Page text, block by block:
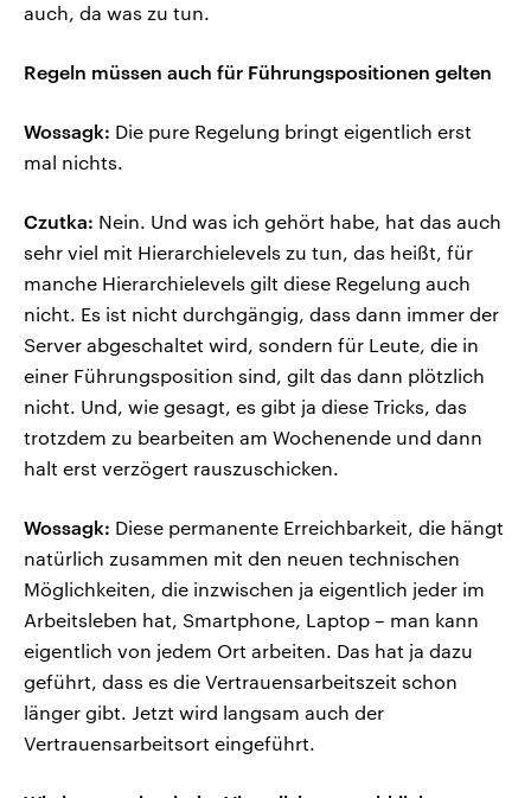
auch, da was zu tun.
Regeln müssen auch für Führungspositionen gelten
Wossagk: Die pure Regelung bringt eigentlich erst
mal nichts.
Czutka: Nein. Und was ich gehört habe, hat das auch
sehr viel mit Hierarchielevels zu tun, das heißt, für
manche Hierarchielevels gilt diese Regelung auch
nicht. Es ist nicht durchgängig, dass dann immer der
Server abgeschaltet wird, sondern für Leute, die in
einer Führungsposition sind, gilt das dann plötzlich
nicht. Und, wie gesagt, es gibt ja diese Tricks, das
trotzdem zu bearbeiten am Wochenende und dann
halt erst verzögert rauszuschicken.
Wossagk: Diese permanente Erreichbarkeit, die hängt
natürlich zusammen mit den neuen technischen
Möglichkeiten, die inzwischen ja eigentlich jeder im
Arbeitsleben hat, Smartphone, Laptop – man kann
eigentlich von jedem Ort arbeiten. Das hat ja dazu
geführt, dass es die Vertrauensarbeitszeit schon
länger gibt. Jetzt wird langsam auch der
Vertrauensarbeitsort eingeführt.